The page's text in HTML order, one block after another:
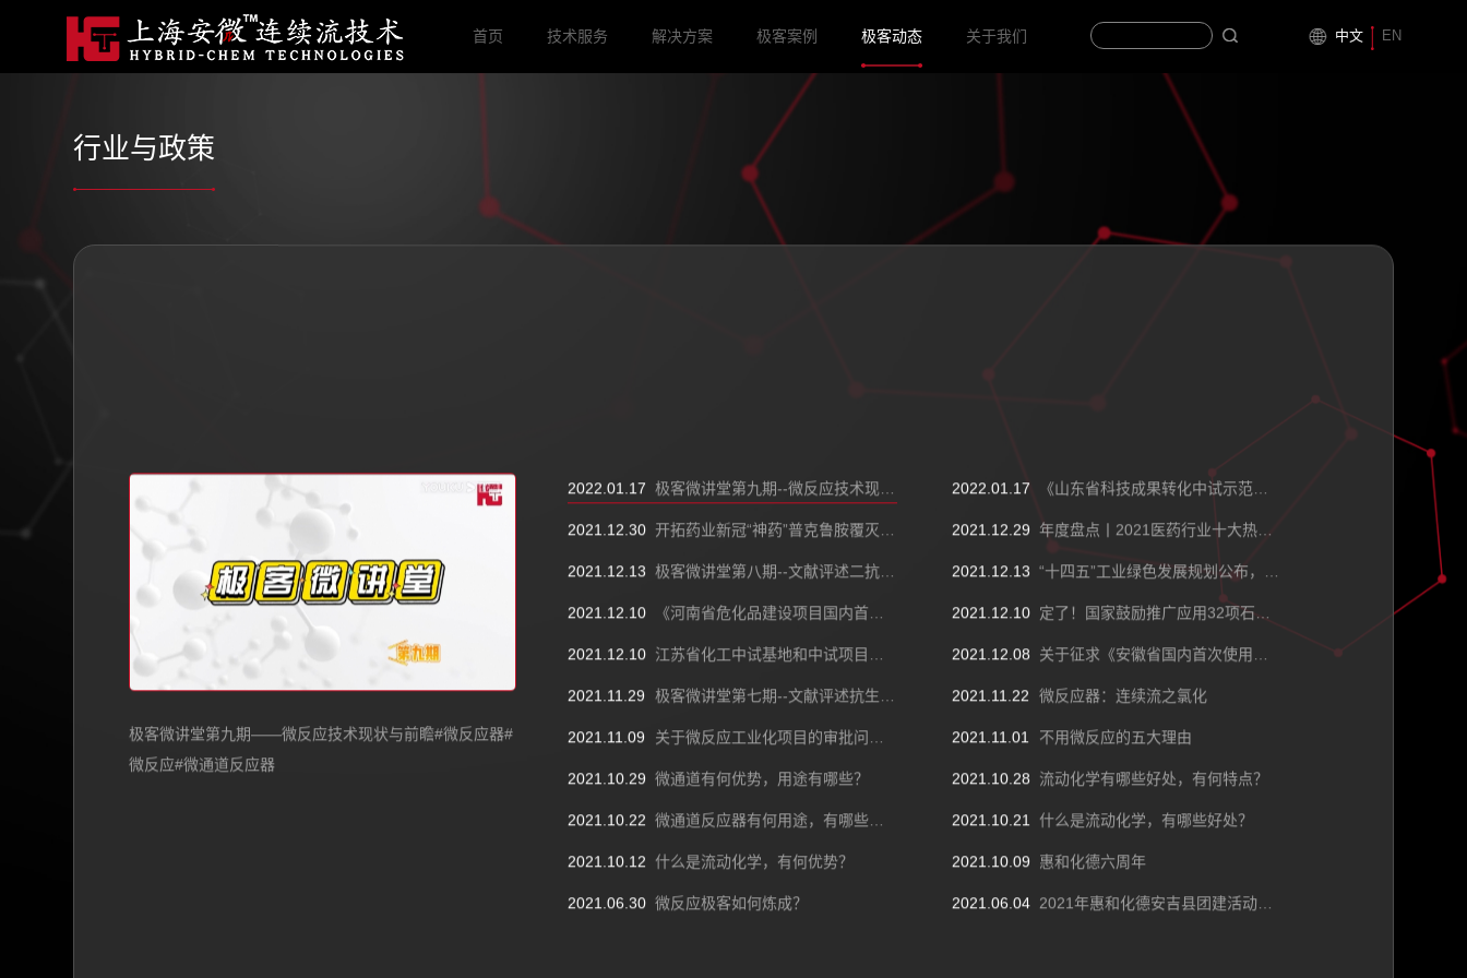
首页 技术服务 解决方案 极客案例 极客动态 关于我们 中文 EN
行业与政策
极客微讲堂第九期——微反应技术现状与前瞻#微反应器#
微反应#微通道反应器
2022.01.17 极客微讲堂第九期--微反应技术现状与前瞻 2022.01.17 《山东省科技成果转化中试示范基地备案管理办法（试行）》印发
2021.12.30 开拓药业新冠“神药”普克鲁胺覆灭，一场不算完败的失利 2021.12.29 年度盘点丨2021医药行业十大热门事件：扬子江药业被罚7.64亿，片仔癀、康美等“出圈”
2021.12.13 极客微讲堂第八期--文献评述二抗生素环丙沙星连续合成研究 2021.12.13 “十四五”工业绿色发展规划公布，化工行业怎么干？
2021.12.10 《河南省危化品建设项目国内首次使用的化工工艺安全可靠性论证办法（试行）》印发 2021.12.10 定了！国家鼓励推广应用32项石化化工技术产品(附名单)
2021.12.10 江苏省化工中试基地和中试项目管理办法（试行） 2021.12.08 关于征求《安徽省国内首次使用化工工艺安全可靠性论证实施办法（暂行）（征求意见稿）》意见的函
2021.11.29 极客微讲堂第七期--文献评述抗生素环丙沙星连续合成研究 2021.11.22 微反应器：连续流之氯化
2021.11.09 关于微反应工业化项目的审批问题（微反应器） 2021.11.01 不用微反应的五大理由
2021.10.29 ​微通道有何优势，用途有哪些？ 2021.10.28 ​流动化学有哪些好处，有何特点？
2021.10.22 微通道反应器有何用途，有哪些特点？ 2021.10.21 ​什么是流动化学，有哪些好处？
2021.10.12 什么是流动化学，有何优势？ 2021.10.09 惠和化德六周年
2021.06.30 微反应极客如何炼成？ 2021.06.04 2021年惠和化德安吉县团建活动圆满成功